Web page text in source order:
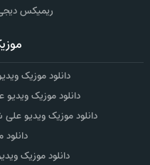
ریمیکس
دانلود موزیک
دانلود موزیک
دانلود موزیک ویدیو
دانلود موزیک